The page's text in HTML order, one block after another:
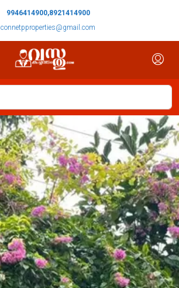
9946414900,8921414900
connetpproperties@gmail.com